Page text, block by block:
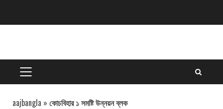
PRIMARY
MENU
aajbangla » কোচবিহার ১ সমষ্টি উন্নয়ন ব্লক